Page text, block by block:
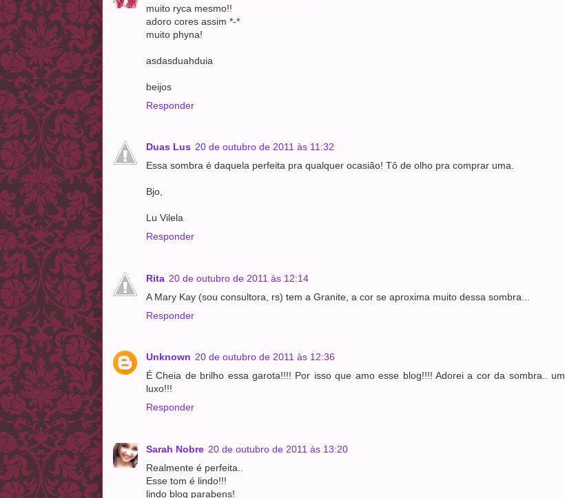
muito ryca mesmo!!
adoro cores assim *-*
muito phyna!
asdasduahduia
beijos
Responder
Duas Lus 20 de outubro de 2011 às 11:32
Essa sombra é daquela perfeita pra qualquer ocasião! Tô de olho pra comprar uma.
Bjo,
Lu Vilela
Responder
Rita 20 de outubro de 2011 às 12:14
A Mary Kay (sou consultora, rs) tem a Granite, a cor se aproxima muito dessa sombra...
Responder
Unknown 20 de outubro de 2011 às 12:36
É Cheia de brilho essa garota!!!! Por isso que amo esse blog!!!! Adorei a cor da sombra.. um
luxo!!!
Responder
Sarah Nobre 20 de outubro de 2011 às 13:20
Realmente é perfeita..
Esse tom é lindo!!!
lindo blog parabens!